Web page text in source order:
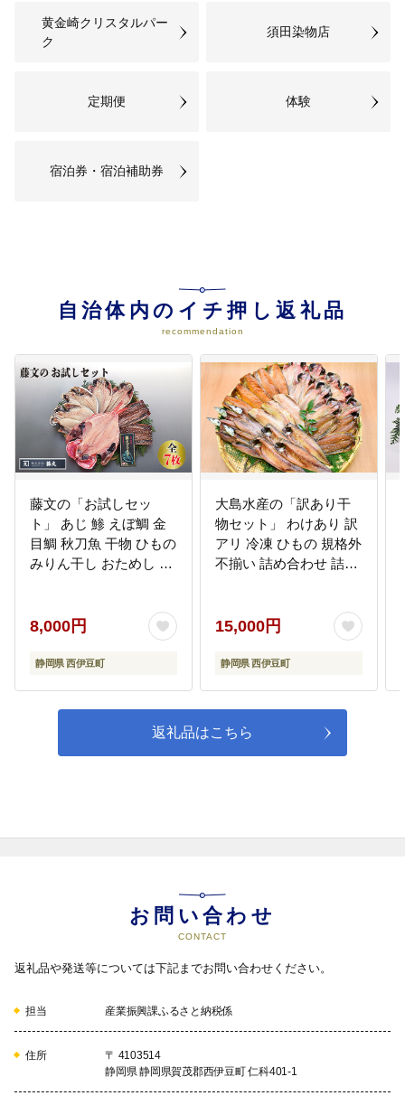
黄金崎クリスタルパー
ク
須田染物店
定期便 体験
宿泊券・宿泊補助券
自治体内のイチ押し返礼品
recommendation
藤文の「お試しセッ
ト」 あじ 鯵 えぼ鯛 金
目鯛 秋刀魚 干物 ひもの
みりん干し おためし 冷
8,000円
静岡県 西伊豆町
大島水産の「訳あり干
物セット」 わけあり 訳
アリ 冷凍 ひもの 規格外
不揃い 詰め合わせ 詰合
15,000円
静岡県 西伊豆町
返礼品はこちら
お問い合わせ
CONTACT
返礼品や発送等については下記までお問い合わせください。
担当 産業振興課ふるさと納税係
住所
〒 4103514
静岡県 静岡県賀茂郡西伊豆町 仁科401-1